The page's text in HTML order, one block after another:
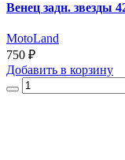
Венец задн. звезды
MotoLand
750 ₽
Добавить в корзину